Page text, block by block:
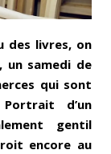
des livres, on
samedi de
qui sont
d’un
gentil
encore au